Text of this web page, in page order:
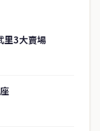
里3大賣場